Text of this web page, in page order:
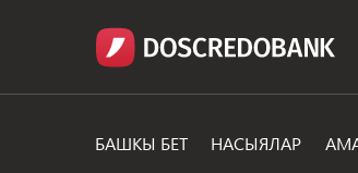
БАШКЫ БЕТ НАСЫЯЛАР